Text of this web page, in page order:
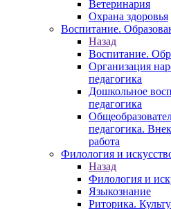
Ветеринария
Охрана здоровья
Воспитание.
Назад
Воспитание.
Организация
педагогика
Дошкольное
педагогика
педагогика.
работа
Филология и
Назад
Филология и
Языкознание
Риторика.